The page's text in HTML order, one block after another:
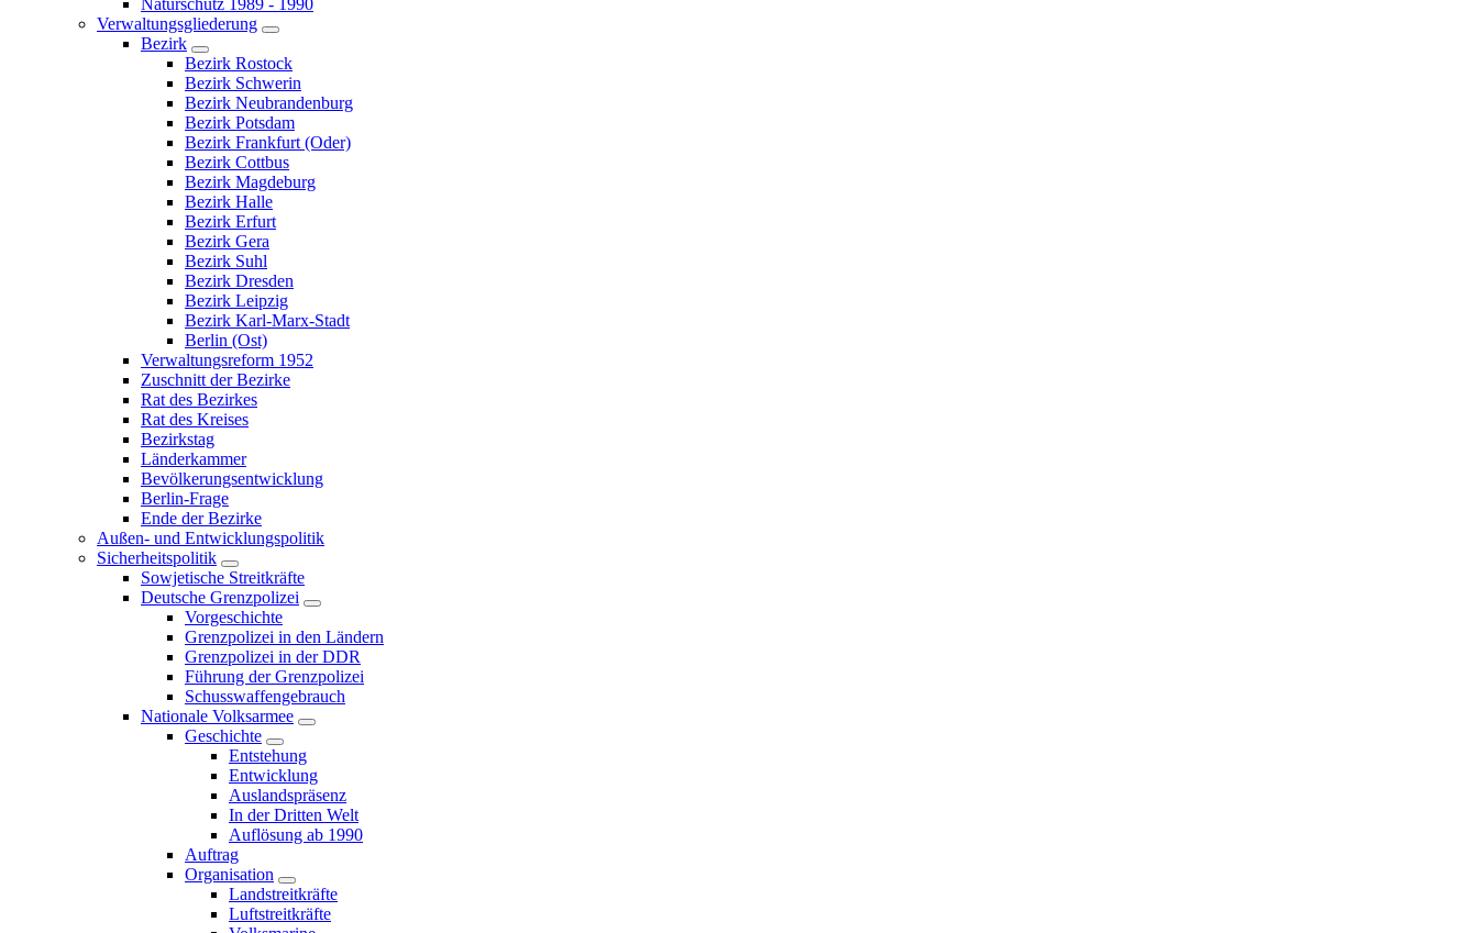
Naturschutz 1989 - 1990
Verwaltungsgliederung
Bezirk
Bezirk Rostock
Bezirk Schwerin
Bezirk Neubrandenburg
Bezirk Potsdam
Bezirk Frankfurt (Oder)
Bezirk Cottbus
Bezirk Magdeburg
Bezirk Halle
Bezirk Erfurt
Bezirk Gera
Bezirk Suhl
Bezirk Dresden
Bezirk Leipzig
Bezirk Karl-Marx-Stadt
Berlin (Ost)
Verwaltungsreform 1952
Zuschnitt der Bezirke
Rat des Bezirkes
Rat des Kreises
Bezirkstag
Länderkammer
Bevölkerungsentwicklung
Berlin-Frage
Ende der Bezirke
Außen- und Entwicklungspolitik
Sicherheitspolitik
Sowjetische Streitkräfte
Deutsche Grenzpolizei
Vorgeschichte
Grenzpolizei in den Ländern
Grenzpolizei in der DDR
Führung der Grenzpolizei
Schusswaffengebrauch
Nationale Volksarmee
Geschichte
Entstehung
Entwicklung
Auslandspräsenz
In der Dritten Welt
Auflösung ab 1990
Auftrag
Organisation
Landstreitkräfte
Luftstreitkräfte